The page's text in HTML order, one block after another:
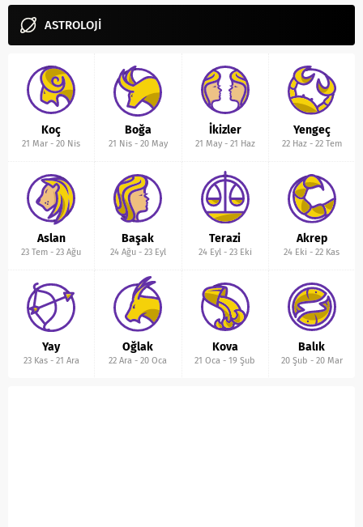
ASTROLOJİ
Koç
21 Mar -20 Nis
Boğa
21 Nis- 20 May
İkizler
21 May- 21 Haz
Yengeç
22 Haz- 22 Tem
Aslan
23 Tem -23 Ağu
Başak
24 Ağu- 23 Eyl
Terazi
24 Eyl- 23 Eki
Akrep
24 Eki -22 Kas
Yay
23 Kas- 21 Ara
Oğlak
22 Ara -20 Oca
Kova
21 Oca -19 Şub
Balık
20 Şub - 20 Mar